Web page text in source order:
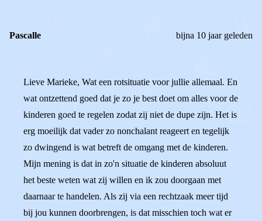
Pascalle bijna 10 jaar geleden
Lieve Marieke, Wat een rotsituatie voor jullie allemaal. En
wat ontzettend goed dat je zo je best doet om alles voor de
kinderen goed te regelen zodat zij niet de dupe zijn. Het is
erg moeilijk dat vader zo nonchalant reageert en tegelijk
zo dwingend is wat betreft de omgang met de kinderen.
Mijn mening is dat in zo'n situatie de kinderen absoluut
het beste weten wat zij willen en ik zou doorgaan met
daarnaar te handelen. Als zij via een rechtzaak meer tijd
bij jou kunnen doorbrengen, is dat misschien toch wat er